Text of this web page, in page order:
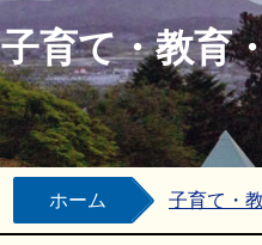
子育て・教育
ホーム 子育て・